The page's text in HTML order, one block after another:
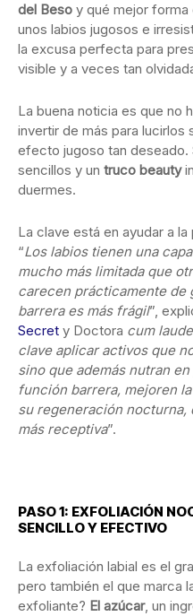
del Beso y qué mejor
unos labios jugosos e
la excusa perfecta para
visible y a veces tan
La buena noticia es que no
invertir de más para lucirlos
efecto jugoso tan deseado.
sencillos y un truco beauty
duermes.
La clave está en ayudar a
“Los labios tienen una
mucho más limitada que
carecen prácticamente de
barrera es más frágil”,
Secret y Doctora cum laude
clave aplicar activos que
sino que además nutran
función barrera, mejoren
su regeneración nocturna,
más receptiva”.
PASO 1: EXFOLIACIÓN
SENCILLO Y EFECTIVO
La exfoliación labial es el
pero también el que marca
exfoliante? El azúcar, un